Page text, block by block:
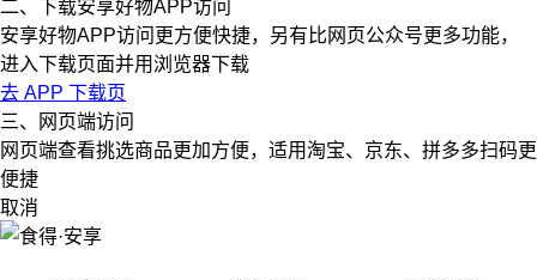
二、下载安享好物APP访问
安享好物APP访问更方便快捷，另有比网页公众号更多功能，
进入下载页面并用浏览器下载
去 APP 下载页
三、网页端访问
网页端查看挑选商品更加方便，适用淘宝、京东、拼多多扫码更
便捷
取消